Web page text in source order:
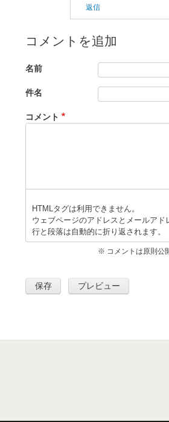
返信
コメントを追加
名前
件名
コメント
HTMLタグは利用できません。
ウェブページのアドレスとメールアド
行と段落は自動的に折り返されます。
※ コメントは原則公